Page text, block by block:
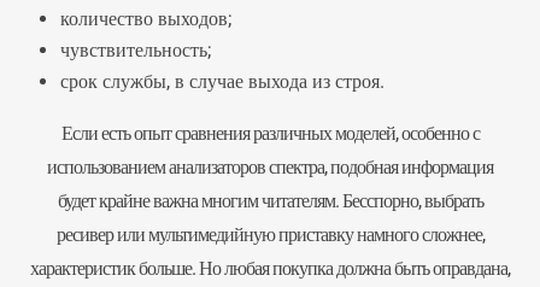
количество выходов;
чувствительность;
срок службы, в случае выхода из строя.
Если есть опыт сравнения различных моделей, особенно с
использованием анализаторов спектра, подобная информация
будет крайне важна многим читателям. Бесспорно, выбрать
ресивер или мультимедийную приставку намного сложнее,
характеристик больше. Но любая покупка должна быть оправдана,